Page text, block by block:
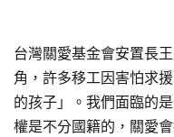
台灣關愛基金會安置長
角，許多移工因害怕求
的孩子」。我們面臨的
權是不分國籍的，關愛